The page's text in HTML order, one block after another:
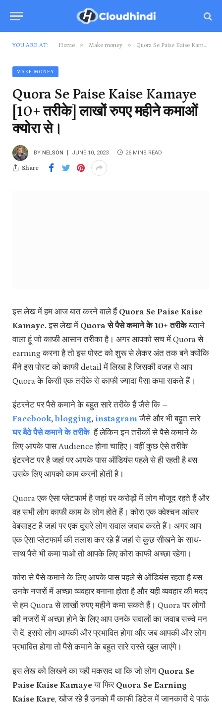
YOU ARE AT: Home » Make money » Quora Se Paise Kaise Kamaye [10+ तरीके] लाखों रुपए महीने कमाओं क्योरा से।
MAKE MONEY
Quora Se Paise Kaise Kamaye
[10+ तरीके] लाखों रुपए महीने कमाओं
क्योरा से।
BY NELSON JUNE 10, 2023 26 MINS READ
Share
इस लेख में हम आज बात करने वाले हैं Quora Se Paise Kaise
Kamaye.इस लेख में Quora से पैसे कमाने के 10+ तरीकेबताने
वाला हूं जो काफी आसान तरीका है। अगर आपको सच में Quora से
earning करना है तो इस पोस्ट को शुरू से लेकर अंत तक बने क्योंकि
मैंने इस पोस्ट को काफी detail में लिखा है जिसकी वजह से आप
Quora के किसी एक तरीके से काफी ज्यादा पैसा कमा सकते हैं।
इंटरनेट पर पैसे कमाने के बहुत सारे तरीके हैं जैसे कि –
Facebook, blogging, instagramजैसे और भी बहुत सारे
घर बैठे पैसे कमाने के तरीके हैं लेकिन इन तरीकों से पैसे कमाने के
लिए आपके पास Audience होना चाहिए। वहीं कुछ ऐसे तरीके
इंटरनेट पर है जहां पर आपके पास ऑडियंस पहले से ही रहती है बस
उसके लिए आपको काम करनी होती है।
Quora एक ऐसा प्लेटफार्म है जहां पर करोड़ों में लोग मौजूद रहते हैं और
वह सभी लोग काफी काम के लोग होते हैं। कोरा एक क्वेश्चन आंसर
वेबसाइट है जहां पर एक दूसरे लोग सवाल जवाब करते हैं। अगर आप
एक ऐसा प्लेटफार्म की तलाश कर रहे हैं जहां से कुछ सीखने के साथ-
साथ पैसे भी कमा पाओ तो आपके लिए कोरा काफी अच्छा रहेगा।
कोरा से पैसे कमाने के लिए आपके पास पहले से ऑडियंस रहता है बस
उनके नजरों में अच्छा व्यवहार बनाना होता है और यही व्यवहार की मदद
से हम Quora से लाखों रुपए महीने कमा सकते हैं। Quora पर लोगों
की नजरों में अच्छा होने के लिए आप उनके सवालों का जवाब सच्चे मन
से दें. इससे लोग आपकी और प्रभावित होगा और जब आपकी और लोग
प्रभावित होगा तो पैसे कमाने के बहुत सारे रास्ते खुल जाएंगे।
इस लेख को लिखने का यही मकसद था कि जो लोग Quora Se
Paise Kaise Kamayeया फिर Quora Se Earning
Kaise Kare, खोज रहे हैं उनको मैं काफी डिटेल में जानकारी दे पाऊं